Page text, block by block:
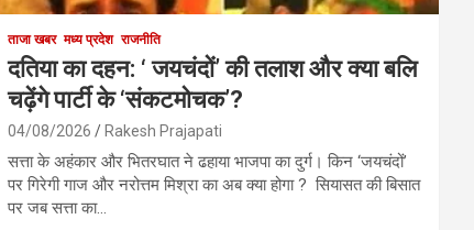
ताजा खबर मध्य प्रदेश राजनीति
दतिया का दहन: ‘ जयचंदों’ की तलाश और क्या बलि
चढ़ेंगे पार्टी के ‘संकटमोचक’?
04/08/2026 Rakesh Prajapati
सत्ता के अहंकार और भितरघात ने ढहाया भाजपा का दुर्ग। किन ‘जयचंदों’
पर गिरेगी गाज और नरोत्तम मिश्रा का अब क्या होगा ? सियासत की बिसात
पर जब सत्ता का…